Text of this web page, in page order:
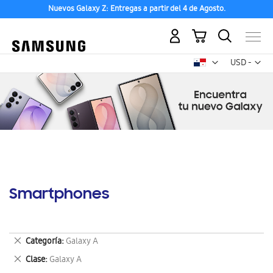
Nuevos Galaxy Z: Entregas a partir del 4 de Agosto.
USD -
dólar
Mi carrito
Smartphones
Categoría Galaxy A
Eliminar
este
artículo
Clase Galaxy A
Eliminar